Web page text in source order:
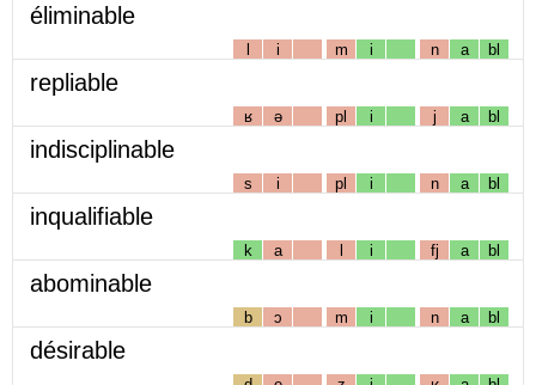
éliminable
l i m i n a bl
repliable
ʁ ə pl i j a bl
indisciplinable
s i pl i n a bl
inqualifiable
k a l i fj a bl
abominable
b ɔ m i n a bl
désirable